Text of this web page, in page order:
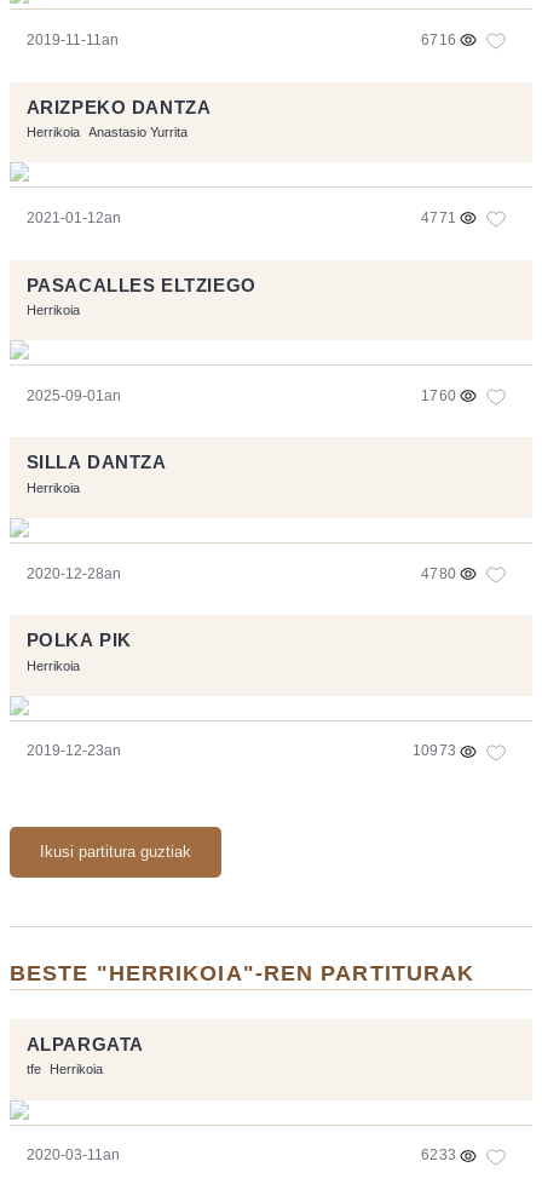
2019-11-11an 6716
ARIZPEKO DANTZA
Herrikoia Anastasio Yurrita
2021-01-12an 4771
PASACALLES ELTZIEGO
Herrikoia
2025-09-01an 1760
SILLA DANTZA
Herrikoia
2020-12-28an 4780
POLKA PIK
Herrikoia
2019-12-23an 10973
Ikusi partitura guztiak
BESTE "HERRIKOIA"-REN PARTITURAK
ALPARGATA
tfe Herrikoia
2020-03-11an 6233